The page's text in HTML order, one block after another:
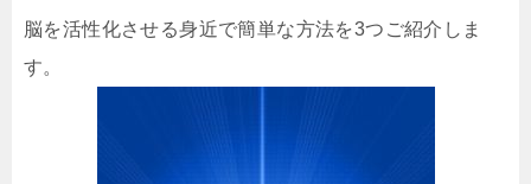
脳を活性化させる身近で簡単な方法を3つご紹介しま
す。